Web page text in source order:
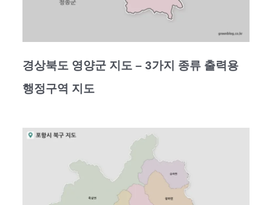
경상북도 영양군 지도 – 3가지 종류 출력용
행정구역 지도